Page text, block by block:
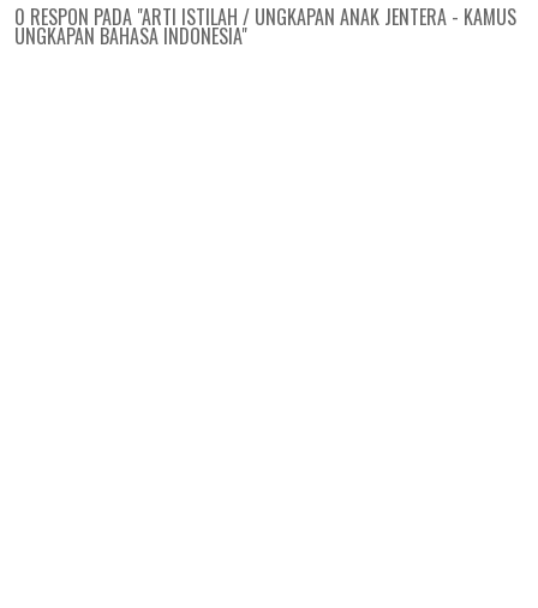
0 RESPON PADA "ARTI ISTILAH / UNGKAPAN ANAK JENTERA - KAMUS
UNGKAPAN BAHASA INDONESIA"